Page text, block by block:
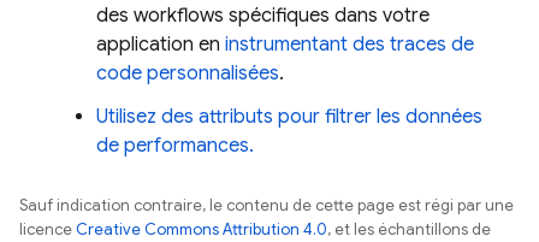
des workflows spécifiques dans votre
application en instrumentant des traces de
code personnalisées.
Utilisez des attributs pour filtrer les données
de performances.
Sauf indication contraire, le contenu de cette page est régi par une
licenceCreative Commons Attribution 4.0, et les échantillons de